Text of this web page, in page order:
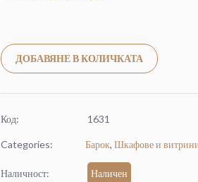
ДОБАВЯНЕ В КОЛИЧКАТА
Код: 1631
Categories: Барок, Шкафове и
Наличност: Наличен